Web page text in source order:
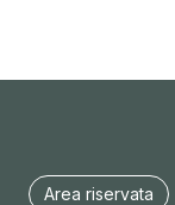
Area riservata